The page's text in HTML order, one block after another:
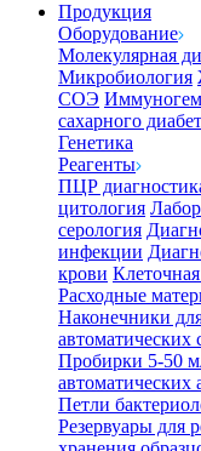
Продукция
Оборудование
Молекулярная
Микробиология
СОЭ
сахарного
Генетика
Реагенты
ПЦР
цитология
серология
инфекции
крови
Расходные
Наконечники
автоматических
Пробирки 5-50
автоматических
Петли
Резервуары для